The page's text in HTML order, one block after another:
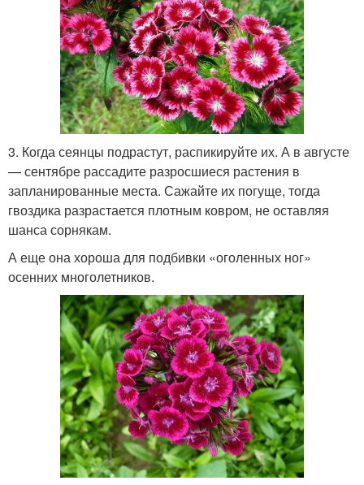
3. Когда сеянцы подрастут, распикируйте их. А в августе
— сентябре рассадите разросшиеся растения в
запланированные места. Сажайте их погуще, тогда
гвоздика разрастается плотным ковром, не оставляя
шанса сорнякам.
А еще она хороша для подбивки «оголенных ног»
осенних многолетников.